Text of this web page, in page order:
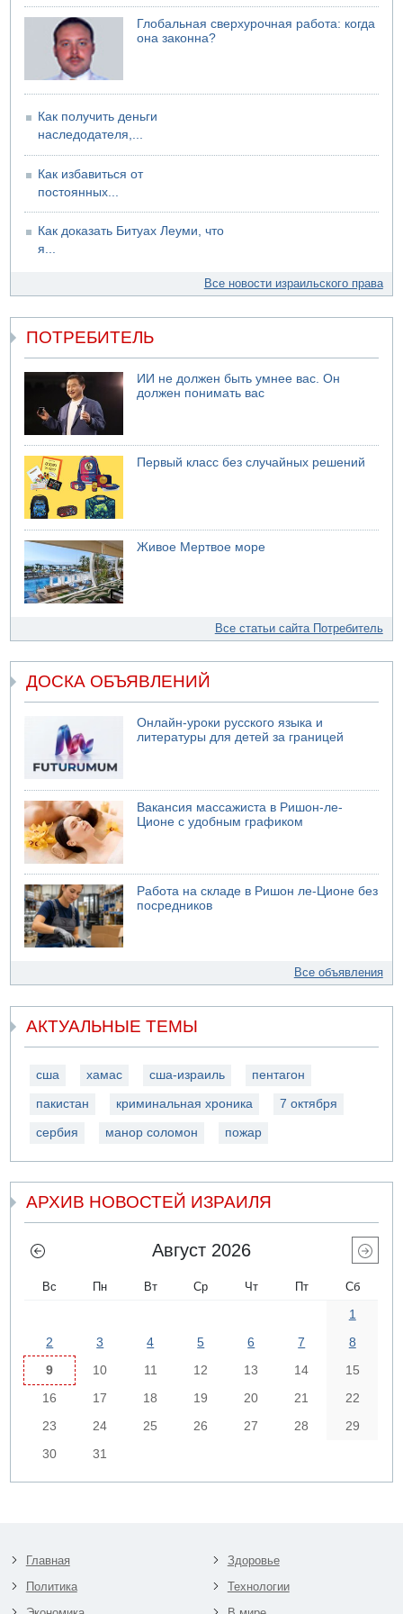
Глобальная сверхурочная работа: когда
она законна?
Как получить деньги
наследодателя,...
Как избавиться от
постоянных...
Как доказать Битуах Леуми, что
я...
Все новости израильского права
ПОТРЕБИТЕЛЬ
ИИ не должен быть умнее вас. Он
должен понимать вас
Первый класс без случайных решений
Живое Мертвое море
Все статьи сайта Потребитель
ДОСКА ОБЪЯВЛЕНИЙ
Онлайн-уроки русского языка и
литературы для детей за границей
Вакансия массажиста в Ришон-ле-
Ционе с удобным графиком
Работа на складе в Ришон ле-Ционе без
посредников
Все объявления
АКТУАЛЬНЫЕ ТЕМЫ
сша хамас сша-израиль пентагон
пакистан криминальная хроника 7 октября
сербия манор соломон пожар
АРХИВ НОВОСТЕЙ ИЗРАИЛЯ
Август 2026
Вс Пн Вт Ср Чт Пт Сб
1
2
3 4 5 6 7
8
9
10 11 12 13 14
15
16
17 18 19 20 21
22
23
24 25 26 27 28
29
30
31
Главная
Политика
Здоровье
Технологии